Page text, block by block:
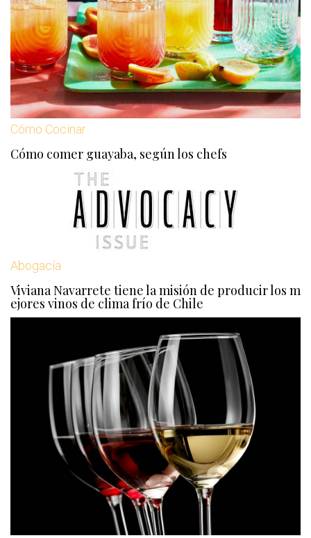
Cómo Cocinar
Cómo comer guayaba, según los chefs
Abogacía
Viviana Navarrete tiene la misión de producir los m
ejores vinos de clima frío de Chile